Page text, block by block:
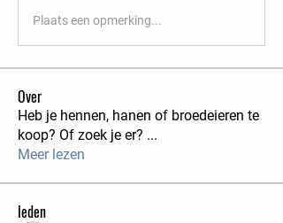
Plaats een opmerking...
Over
Heb je hennen, hanen of broedeieren te
koop? Of zoek je er? ...
Meer lezen
leden